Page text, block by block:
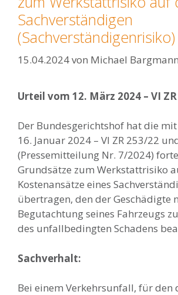
Sachverständigen
(Sachverständigenrisiko)
15.04.2024von Michael Bargmann
Urteil vom 12. März 2024 – VI
Der Bundesgerichtshof hat die
16. Januar 2024 – VI ZR 253/22
(Pressemitteilung Nr. 7/2024)
Grundsätze zum Werkstattrisiko
Kostenansätze eines
übertragen, den der Geschädigte
Begutachtung seines Fahrzeugs
des unfallbedingten Schadens
Sachverhalt:
Bei einem Verkehrsunfall, für den